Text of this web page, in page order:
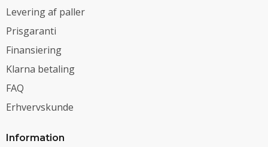
Levering af paller
Prisgaranti
Finansiering
Klarna betaling
FAQ
Erhvervskunde
Information